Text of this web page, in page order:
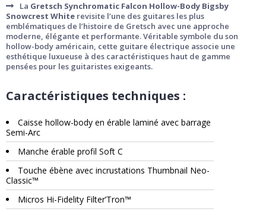
La Gretsch Synchromatic Falcon Hollow-Body Bigsby
Snowcrest White revisite l’une des guitares les plus
emblématiques de l’histoire de Gretsch avec une approche
moderne, élégante et performante. Véritable symbole du son
hollow-body américain, cette guitare électrique associe une
esthétique luxueuse à des caractéristiques haut de gamme
pensées pour les guitaristes exigeants.
Caractéristiques techniques :
Caisse hollow-body en érable laminé avec barrage
Semi-Arc
Manche érable profil Soft C
Touche ébène avec incrustations Thumbnail Neo-
Classic™
Micros Hi-Fidelity Filter’Tron™